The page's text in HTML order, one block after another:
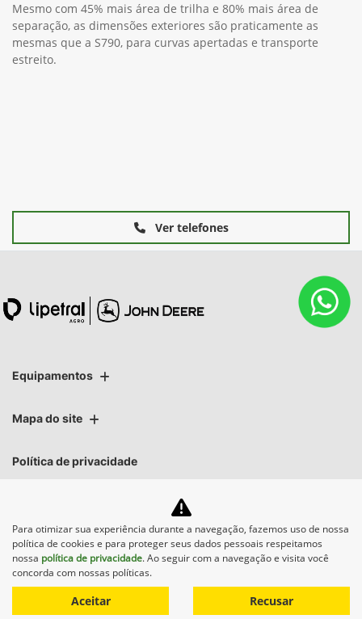
Mesmo com 45% mais área de trilha e 80% mais área de
separação, as dimensões exteriores são praticamente as
mesmas que a S790, para curvas apertadas e transporte
estreito.
Ver telefones
Equipamentos
Mapa do site
Política de privacidade
Lipetral Linhares Peças e Tratores Ltda
CNPJ: 27.733.195/0004-88
No trânsito, enxergar o outro
Para otimizar sua experiência durante a navegação, fazemos uso de nossa
política de cookies e para proteger seus dados pessoais respeitamos
nossa política de privacidade. Ao seguir com a navegação e visita você
concorda com nossas políticas.
Aceitar Recusar